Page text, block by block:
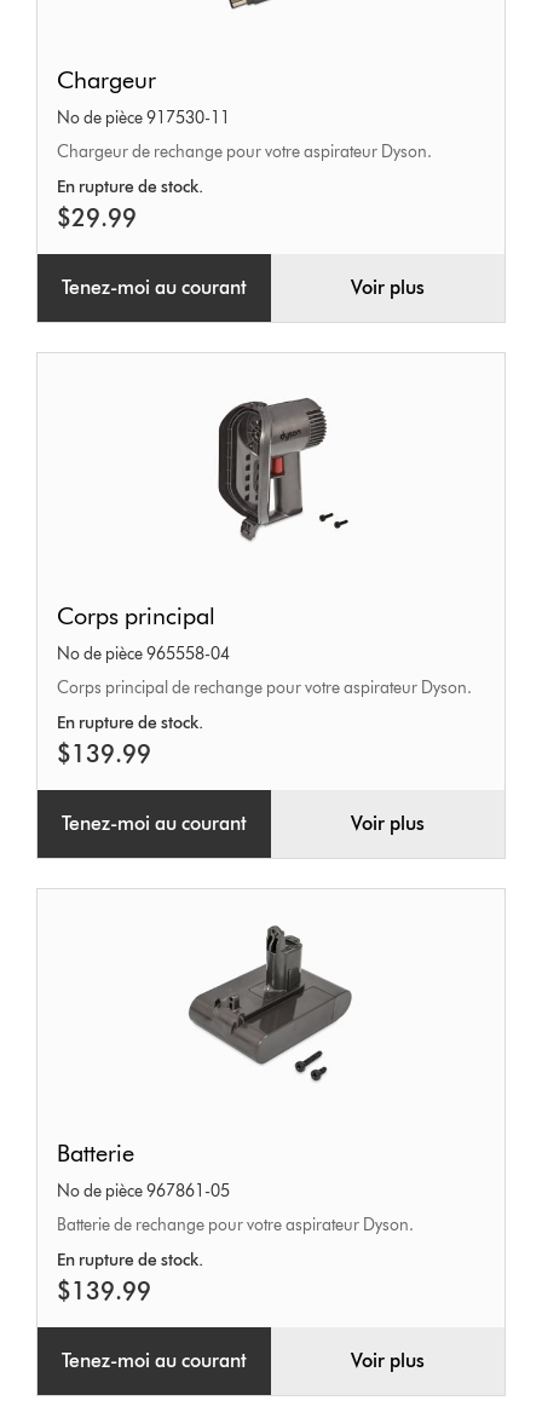
Chargeur
No de pièce 917530-11
Chargeur de rechange pour votre aspirateur Dyson.
En rupture de stock.
$29.99
Tenez-moi au courant Voir plus
principal
Corps principal
No de pièce 965558-04
Corps principal de rechange pour votre aspirateur Dyson.
En rupture de stock.
$139.99
Tenez-moi au courant Voir plus
Batterie
No de pièce 967861-05
Batterie de rechange pour votre aspirateur Dyson.
En rupture de stock.
$139.99
Tenez-moi au courant Voir plus